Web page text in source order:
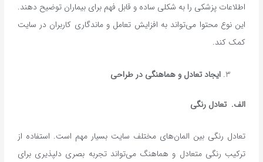
اطلاعات پزشکی را به شکلی ساده و قابل فهم برای بیماران توضیح دهند.
این نوع محتوا می‌تواند به افزایش تعامل و ماندگاری کاربران در سایت
کمک کند.
ایجاد تعادل و هماهنگی در طراحی
الف. تعادل رنگی
تعادل رنگی بین المان‌های مختلف سایت بسیار مهم است. استفاده از
ترکیب رنگی متعادل و هماهنگ می‌تواند تجربه بصری دلپذیری برای